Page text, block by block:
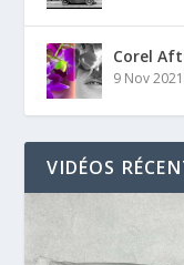
Corel
9 Nov 2021
VIDÉOS